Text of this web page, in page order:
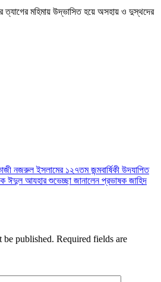
মহিমায় উদ্ভাসিত হয়ে অসহায় ও দুস্থদের
নজরুল ইসলামের ১২৭তম জন্মবার্ষিকী উদযাপিত
ঈদুল আযহার শুভেচ্ছা জানালেন প্রভাষক জাহিদ
be published. Required fields are